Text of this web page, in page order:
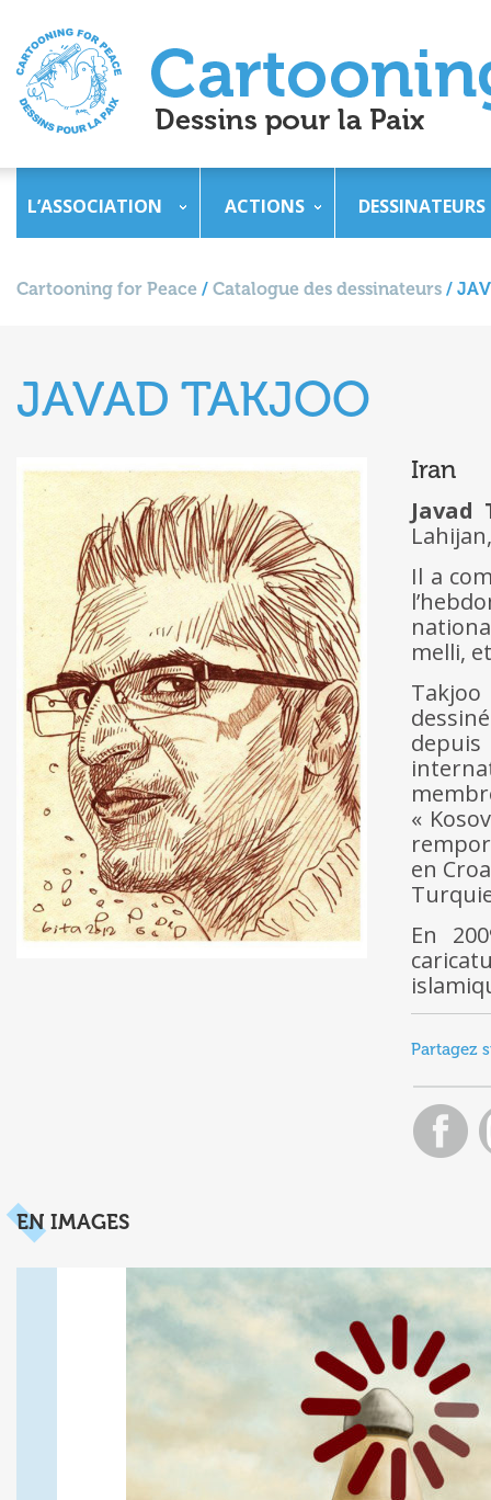
L’ASSOCIATION ACTIONS DESSINATEURS
Cartooning for Peace / Catalogue des dessinateurs /
JAVAD TAKJOO
Iran
Javad
Il a
melli,
depuis
«
en
En
Partagez
EN IMAGES